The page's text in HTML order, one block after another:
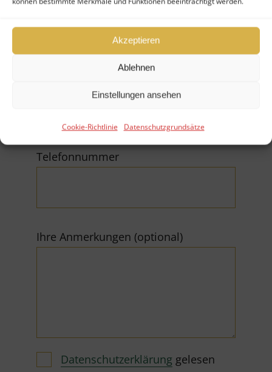
Akzeptieren
Ablehnen
Einstellungen ansehen
Cookie-Richtlinie Datenschutzgrundsätze
Telefonnummer
Ihre Anmerkungen (optional)
Datenschutzerklärung gelesen